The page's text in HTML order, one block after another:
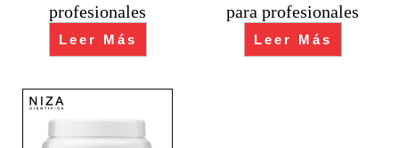
profesionales
Leer Más
para profesionales
Leer Más